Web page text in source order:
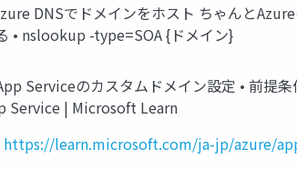
DNSでドメインをホスト ちゃんと
• nslookup -type=SOA {ドメイン}
Serviceのカスタムドメイン設定 • 前提
Service | Microsoft Learn
https://learn.microsoft.com/ja-jp/azure/